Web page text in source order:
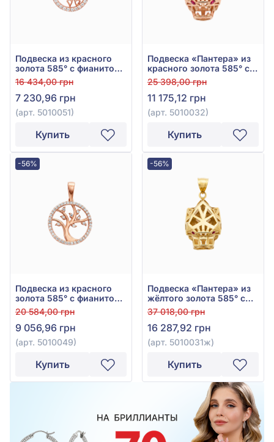
Подвеска из красного
золота 585° с фианитом
(куб. цирконий), арт.
5010051
16 434,00 грн
7 230,96 грн
(арт. 5010051)
Купить
Подвеска «Пантера» из
красного золота 585° с
красным фианитом/
куб.цирконием, арт.
5010032
25 398,00 грн
11 175,12 грн
(арт. 5010032)
Купить
-56%
Подвеска из красного
золота 585° с фианитом/
куб.цирконием, арт.
5010049
20 584,00 грн
9 056,96 грн
(арт. 5010049)
Купить
-56%
Подвеска «Пантера» из
жёлтого золота 585° с
красным фианитом, арт.
5010031ж
37 018,00 грн
16 287,92 грн
(арт. 5010031ж)
Купить